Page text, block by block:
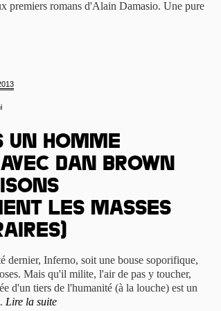
premiers romans d'Alain Damasio. Une pure
homme
Dan Brown
les masses
dernier, Inferno, soit une bouse soporifique,
Mais qu'il milite, l'air de pas y toucher,
d'un tiers de l'humanité (à la louche) est un
Lire la suite